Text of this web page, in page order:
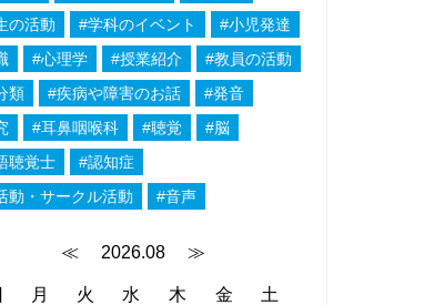
の活動
#学科のイベント
#小児発達
#心理学 #授業紹介
#教員の活動
類
#疾病や障害のお話
#発音
#耳鼻咽喉科 #聴覚
#脳
聴覚士
#認知症
動・サークル活動
#音声
≪ 2026.08 ≫
月 火 水 木 金
土